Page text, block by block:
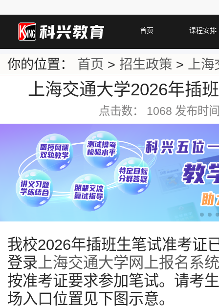
首页 课程安排
你的位置： 首页 > 招生政策 > 上
上海交通大学2026年插
点击数： 1068 发布时
我校2026年插班生笔试准考证
登录上海交通大学网上报名系
按准考证要求参加笔试。请考
场入口位置见下图示意。